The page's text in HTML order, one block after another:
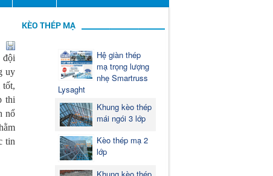
đội
uy
tốt,
thi
nổ
tin
KÈO THÉP MẠ
Hệ giàn thép
mạ trọng lượng
nhẹ Smartruss
Lysaght
Khung kèo thép
mái ngói 3 lớp
Kèo thép mạ 2
lớp